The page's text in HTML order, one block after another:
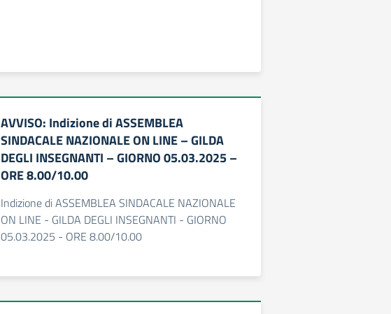
AVVISO: Indizione di ASSEMBLEA
SINDACALE NAZIONALE ON LINE – GILDA
DEGLI INSEGNANTI – GIORNO 05.03.2025 –
ORE 8.00/10.00
Indizione di ASSEMBLEA SINDACALE NAZIONALE
ON LINE - GILDA DEGLI INSEGNANTI - GIORNO
05.03.2025 - ORE 8.00/10.00